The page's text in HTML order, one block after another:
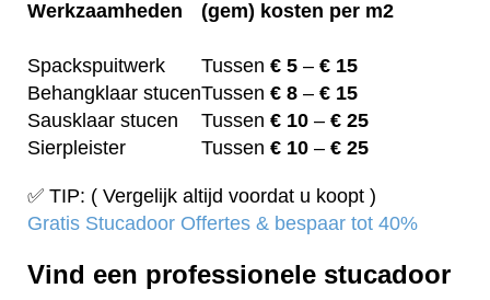
Werkzaamheden (gem) kosten per m2
Spackspuitwerk Tussen € 5 – € 15
Behangklaar stucenTussen € 8 – € 15
Sausklaar stucen
Tussen € 10 – € 25
Sierpleister
Tussen € 10 – € 25
✅ TIP: ( Vergelijk altijd voordat u koopt )
Gratis Stucadoor Offertes & bespaar tot 40%
Vind een professionele stucadoor